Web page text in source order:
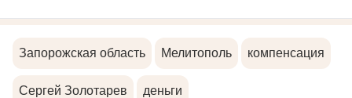
Запорожская область Мелитополь компенсация
Сергей Золотарев деньги